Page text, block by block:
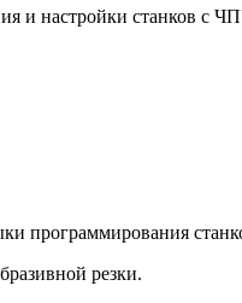
и настройки станков с
программирования
резки.